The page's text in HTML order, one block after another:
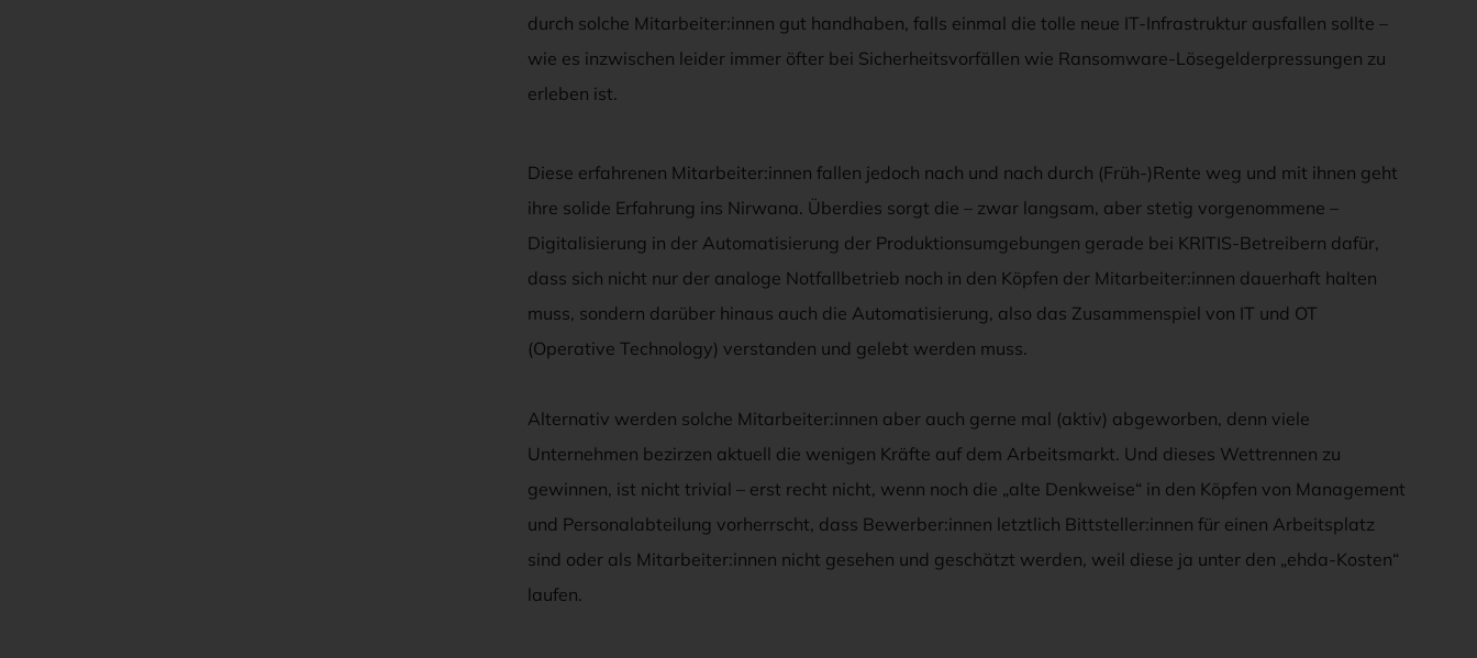
durch solche Mitarbeiter:innen gut handhaben, falls einmal die tolle neue IT-Infrastruktur ausfallen sollte –
wie es inzwischen leider immer öfter bei Sicherheitsvorfällen wie Ransomware-Lösegelderpressungen zu
erleben ist.
Diese erfahrenen Mitarbeiter:innen fallen jedoch nach und nach durch (Früh-)Rente weg und mit ihnen geht
ihre solide Erfahrung ins Nirwana. Überdies sorgt die – zwar langsam, aber stetig vorgenommene –
Digitalisierung in der Automatisierung der Produktionsumgebungen gerade bei KRITIS-Betreibern dafür,
dass sich nicht nur der analoge Notfallbetrieb noch in den Köpfen der Mitarbeiter:innen dauerhaft halten
muss, sondern darüber hinaus auch die Automatisierung, also das Zusammenspiel von IT und OT
(Operative Technology) verstanden und gelebt werden muss.
Alternativ werden solche Mitarbeiter:innen aber auch gerne mal (aktiv) abgeworben, denn viele
Unternehmen bezirzen aktuell die wenigen Kräfte auf dem Arbeitsmarkt. Und dieses Wettrennen zu
gewinnen, ist nicht trivial – erst recht nicht, wenn noch die „alte Denkweise“ in den Köpfen von Management
und Personalabteilung vorherrscht, dass Bewerber:innen letztlich Bittsteller:innen für einen Arbeitsplatz
sind oder als Mitarbeiter:innen nicht gesehen und geschätzt werden, weil diese ja unter den „ehda-Kosten“
laufen.